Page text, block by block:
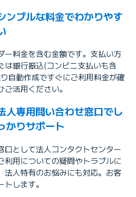
ンプルな料金でわかりやす
ー料金を含む金額です。支払い方
は銀行振込(コンビニ支払いも含
自動作成ですぐにご利用料金が確
活用ください。
人専用問い合わせ窓口でし
かりサポート
口として法人コンタクトセンター
利用についての疑問やトラブルに
法人特有のお悩みにも対応。お客
します。